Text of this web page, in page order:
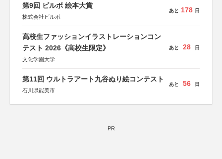
第9回 ビルボ 絵本大賞
株式会社ビルボ
あと 178 日
高校生ファッションイラストレーションコン
テスト 2026《高校生限定》
文化学園大学
あと 28 日
第11回 ウルトラアート九谷ぬり絵コンテスト
石川県能美市
あと 56 日
PR